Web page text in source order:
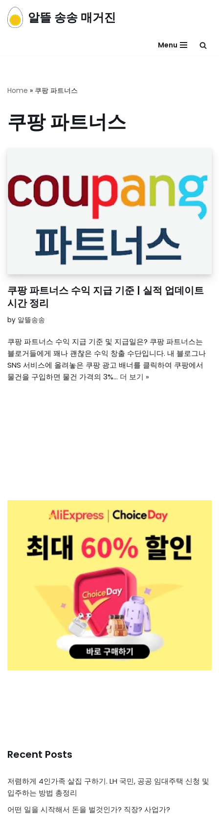
콘
알뜰 송송 매거진
Menu
Home » 쿠팡 파트너스
쿠팡 파트너스
쿠팡 파트너스 수익 지급 기준 | 실적 업데이트
시간 정리
by 알뜰송송
쿠팡 파트너스 수익 지급 기준 및 지급일은? 쿠팡 파트너스는
블로거들에게 꽤나 괜찮은 수익 창출 수단입니다. 내 블로그나
SNS 서비스에 올려놓은 쿠팡 광고 배너를 클릭하여 쿠팡에서
물건을 구입하면 물건 가격의 3%… 더 보기 »
Recent Posts
저렴하게 4인가족 살집 구하기. LH 국민, 공공 임대주택 신청 및
입주하는 방법 총정리
어떤 일을 시작해서 돈을 벌것인가? 직장? 사업가?